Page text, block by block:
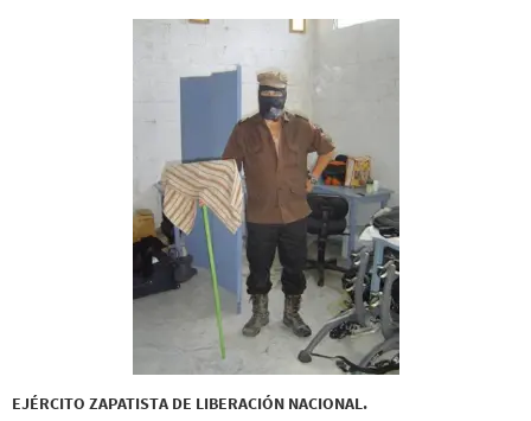
EJÉRCITO ZAPATISTA DE LIBERACIÓN NACIONAL.